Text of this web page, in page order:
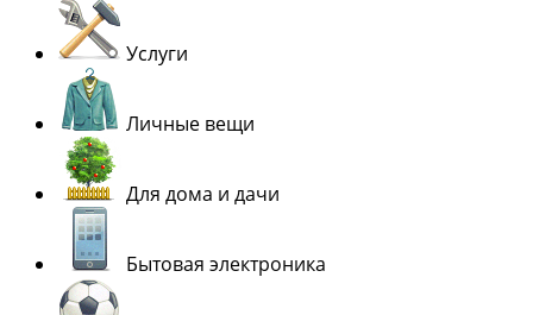
Услуги
Личные вещи
Для дома и дачи
Бытовая электроника